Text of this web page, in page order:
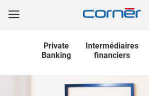
Private
Banking
Intermédiaires
financiers